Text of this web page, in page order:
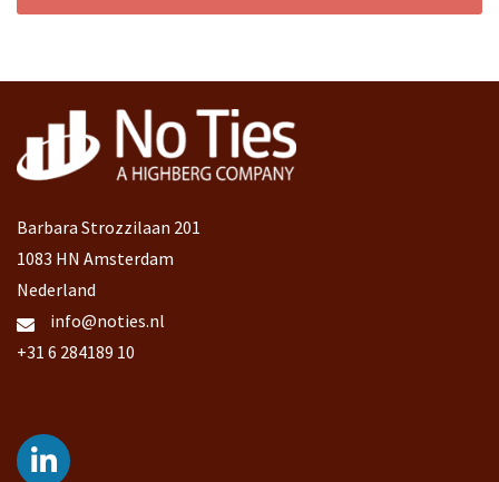
Barbara Strozzilaan 201
1083 HN Amsterdam
Nederland
info@noties.nl
+31 6 284189 10